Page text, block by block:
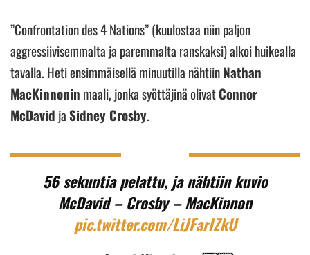
”Confrontation des 4 Nations” (kuulostaa niin paljon
aggressiivisemmalta ja paremmalta ranskaksi) alkoi huikealla
tavalla. Heti ensimmäisellä minuutilla nähtiinNathan
MacKinnonin maali, jonka syöttäjinä olivatConnor
McDavid jaSidney Crosby.
56 sekuntia pelattu, ja nähtiin kuvio
McDavid – Crosby – MacKinnon
pic.twitter.com/LiJFarIZkU